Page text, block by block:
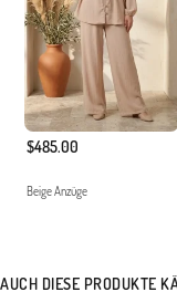
$485.00
Beige Anzüge
AUCH DIESE PRODUKTE